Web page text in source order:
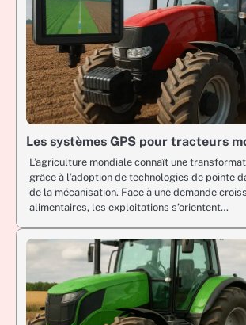
Les systèmes GPS pour tracteurs
L’agriculture mondiale connaît une
grâce à l’adoption de technologies de pointe
de la mécanisation. Face à une demande
alimentaires, les exploitations s’orientent…